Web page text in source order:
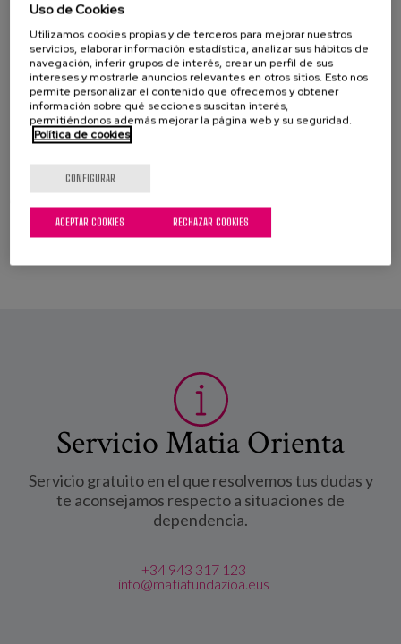
comunicación puede ayudar a combatir el edadismo.
La cita tendrá lugar en la sala Gunea de la Diputación
Foral de Gipuzkoa, de 10:00 a 12:00 horas.
Profesionales
Servicio Matia Orienta
Servicio gratuito en el que resolvemos tus dudas y
te aconsejamos respecto a situaciones de
dependencia.
+34 943 317 123
info@matiafundazioa.eus
Uso de Cookies
Utilizamos cookies propias y de terceros para mejorar nuestros
servicios, elaborar información estadística, analizar sus hábitos de
navegación, inferir grupos de interés, crear un perfil de sus
intereses y mostrarle anuncios relevantes en otros sitios. Esto nos
permite personalizar el contenido que ofrecemos y obtener
información sobre qué secciones suscitan interés,
permitiéndonos además mejorar la página web y su seguridad.
Política de cookies
CONFIGURAR
RECHAZAR COOKIES
ACEPTAR COOKIES